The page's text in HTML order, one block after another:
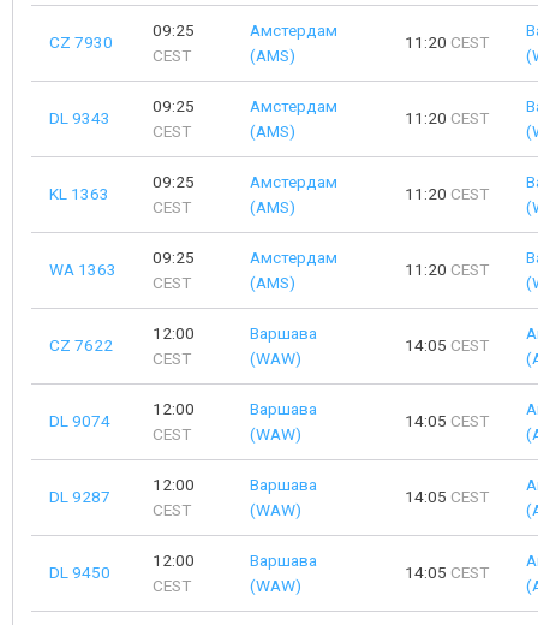
CZ 7930
09:25
CEST
Амстердам
(AMS)
11:20 CEST
DL 9343
09:25
CEST
Амстердам
(AMS)
11:20 CEST
KL 1363
09:25
CEST
Амстердам
(AMS)
11:20 CEST
WA 1363
09:25
CEST
Амстердам
(AMS)
11:20 CEST
CZ 7622
12:00
CEST
Варшава
(WAW)
14:05 CEST
DL 9074
12:00
CEST
Варшава
(WAW)
14:05 CEST
DL 9287
12:00
CEST
Варшава
(WAW)
14:05 CEST
DL 9450
12:00
CEST
Варшава
(WAW)
14:05 CEST